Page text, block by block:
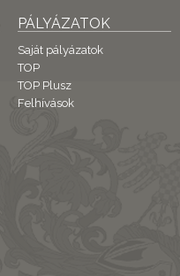
PÁLYÁZATOK
Saját pályázatok
TOP
TOP Plusz
Felhívások